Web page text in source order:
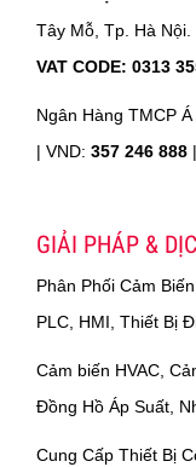
Tây Mỗ, Tp. Hà Nội.
VAT CODE: 0313
Ngân Hàng TMCP
| VND: 357 246 888
GIẢI PHÁP &
Phân Phối Cảm
PLC, HMI, Thiết Bị
Cảm biến HVAC,
Đồng Hồ Áp Suất,
Cung Cấp Thiết Bị